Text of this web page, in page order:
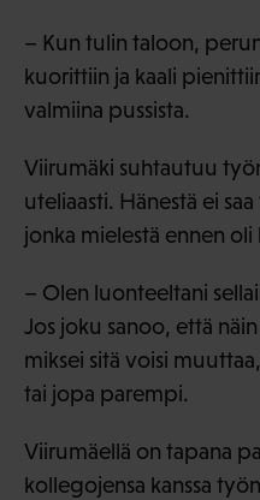
– Kun tulin taloon,
kuorittiin ja kaali
valmiina pussista.
Viirumäki suhtautuu
uteliaasti. Hänestä ei
jonka mielestä ennen
– Olen luonteeltani
Jos joku sanoo, että
miksei sitä voisi
tai jopa parempi.
Viirumäellä on tapana
kollegojensa kanssa